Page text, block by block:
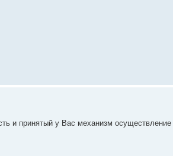
и принятый у Вас механизм осуществление